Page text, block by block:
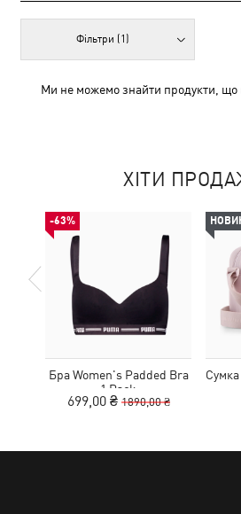
Фільтри (1)
Ми не можемо знайти продукти, що
ХІТИ
-63%
Бра Women's Padded Bra
1 Pack
699,00 ₴ 1890,00 ₴